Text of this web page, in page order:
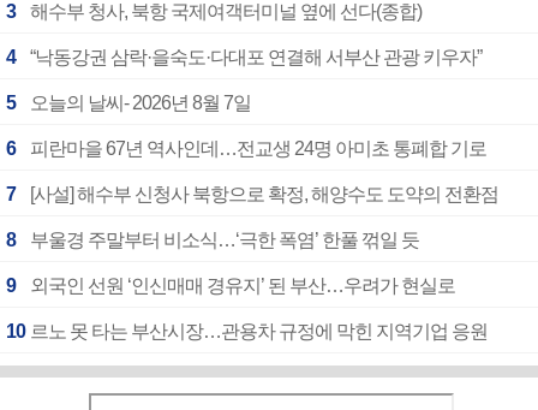
3 해수부 청사, 북항 국제여객터미널 옆에 선다(종합)
4 “낙동강권 삼락·을숙도·다대포 연결해 서부산 관광 키우자”
5 오늘의 날씨- 2026년 8월 7일
6 피란마을 67년 역사인데…전교생 24명 아미초 통폐합 기로
7 [사설] 해수부 신청사 북항으로 확정, 해양수도 도약의 전환점
8 부울경 주말부터 비소식…‘극한 폭염’ 한풀 꺾일 듯
9 외국인 선원 ‘인신매매 경유지’ 된 부산…우려가 현실로
10 르노 못 타는 부산시장…관용차 규정에 막힌 지역기업 응원